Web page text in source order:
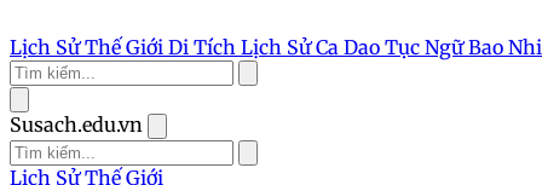
Lịch Sử Thế Giới Di Tích Lịch SửCa Dao Tục NgữBao
Susach.edu.vn
Lịch Sử Thế Giới